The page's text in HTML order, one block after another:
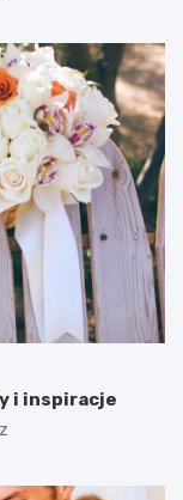
i inspiracje